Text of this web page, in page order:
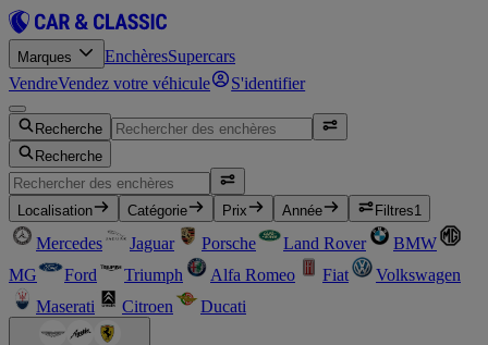
Marques EnchèresSupercars
VendreVendez votre véhicule S'identifier
Recherche
Recherche
Localisation Catégorie Prix Année Filtres1
Mercedes Jaguar Porsche Land Rover
BMW
MG
Ford Triumph Alfa Romeo Fiat
Volkswagen
Maserati
Citroen Ducati